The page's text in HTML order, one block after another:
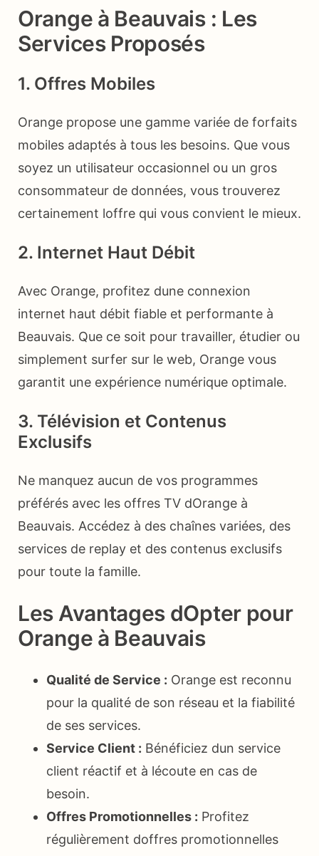
Orange à Beauvais : Les
Services Proposés
1. Offres Mobiles
Orange propose une gamme variée de forfaits
mobiles adaptés à tous les besoins. Que vous
soyez un utilisateur occasionnel ou un gros
consommateur de données, vous trouverez
certainement loffre qui vous convient le mieux.
2. Internet Haut Débit
Avec Orange, profitez dune connexion
internet haut débit fiable et performante à
Beauvais. Que ce soit pour travailler, étudier ou
simplement surfer sur le web, Orange vous
garantit une expérience numérique optimale.
3. Télévision et Contenus
Exclusifs
Ne manquez aucun de vos programmes
préférés avec les offres TV dOrange à
Beauvais. Accédez à des chaînes variées, des
services de replay et des contenus exclusifs
pour toute la famille.
Les Avantages dOpter pour
Orange à Beauvais
Qualité de Service : Orange est reconnu
pour la qualité de son réseau et la fiabilité
de ses services.
Service Client : Bénéficiez dun service
client réactif et à lécoute en cas de
besoin.
Offres Promotionnelles : Profitez
régulièrement doffres promotionnelles